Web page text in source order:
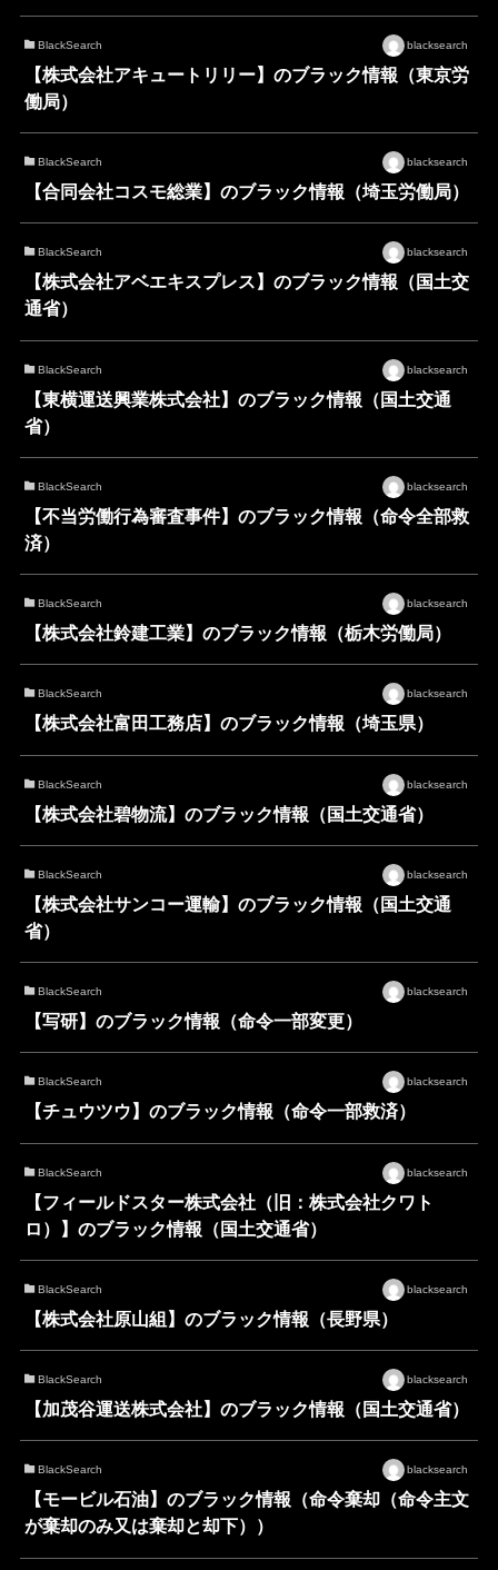
BlackSearch blacksearch
【株式会社アキュートリリー】のブラック情報（東京労
働局）
BlackSearch blacksearch
【合同会社コスモ総業】のブラック情報（埼玉労働局）
BlackSearch blacksearch
【株式会社アベエキスプレス】のブラック情報（国土交
通省）
BlackSearch blacksearch
【東横運送興業株式会社】のブラック情報（国土交通
省）
BlackSearch blacksearch
【不当労働行為審査事件】のブラック情報（命令全部救
済）
BlackSearch blacksearch
【株式会社鈴建工業】のブラック情報（栃木労働局）
BlackSearch blacksearch
【株式会社富田工務店】のブラック情報（埼玉県）
BlackSearch blacksearch
【株式会社碧物流】のブラック情報（国土交通省）
BlackSearch blacksearch
【株式会社サンコー運輸】のブラック情報（国土交通
省）
BlackSearch blacksearch
【写研】のブラック情報（命令一部変更）
BlackSearch blacksearch
【チュウツウ】のブラック情報（命令一部救済）
BlackSearch blacksearch
【フィールドスター株式会社（旧：株式会社クワト
ロ）】のブラック情報（国土交通省）
BlackSearch blacksearch
【株式会社原山組】のブラック情報（長野県）
BlackSearch blacksearch
【加茂谷運送株式会社】のブラック情報（国土交通省）
BlackSearch blacksearch
【モービル石油】のブラック情報（命令棄却（命令主文
が棄却のみ又は棄却と却下））